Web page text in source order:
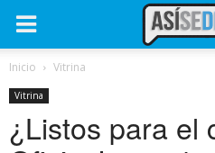
Inicio Vitrina
Vitrina
¿Listos para el